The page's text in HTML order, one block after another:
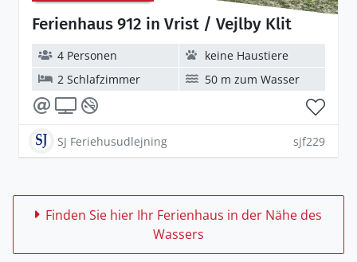
Ferienhaus 912 in Vrist / Vejlby Klit
4 Personen
keine Haustiere
2 Schlafzimmer
50 m zum Wasser
SJ Feriehusudlejning sjf229
Finden Sie hier Ihr Ferienhaus in der Nähe des
Wassers